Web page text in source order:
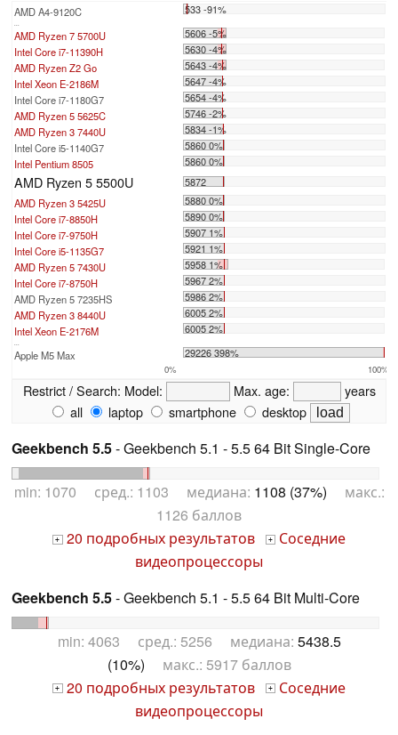
AMD A4-9120C 533 -91%
...
AMD Ryzen 7 5700U
5606 -5%
Intel Core i7-11390H
5630 -4%
AMD Ryzen Z2 Go
5643 -4%
Intel Xeon E-2186M
5647 -4%
Intel Core i7-1180G7
5654 -4%
AMD Ryzen 5 5625C
5746 -2%
AMD Ryzen 3 7440U
5834 -1%
Intel Core i5-1140G7
5860 0%
Intel Pentium 8505
5860 0%
AMD Ryzen 5 5500U
5872
AMD Ryzen 3 5425U
5880 0%
Intel Core i7-8850H
5890 0%
Intel Core i7-9750H
5907 1%
Intel Core i5-1135G7
5921 1%
AMD Ryzen 5 7430U
5958 1%
Intel Core i7-8750H
5967 2%
AMD Ryzen 5 7235HS
5986 2%
AMD Ryzen 3 8440U
6005 2%
Intel Xeon E-2176M
6005 2%
...
Apple M5 Max 29226 398%
0% 100%
Restrict / Search: Model: Max. age:
years
all
laptop smartphone desktop
Geekbench 5.5- Geekbench 5.1 - 5.5 64 Bit Single-Core
min: 1070 сред.: 1103 медиана: 1108 (37%) макс.:
1126 баллов
+ 20 подробных результатов +
Соседние
видеопроцессоры
Geekbench 5.5- Geekbench 5.1 - 5.5 64 Bit Multi-Core
min: 4063 сред.: 5256 медиана: 5438.5
(10%) макс.: 5917 баллов
+ 20 подробных результатов +
Соседние
видеопроцессоры